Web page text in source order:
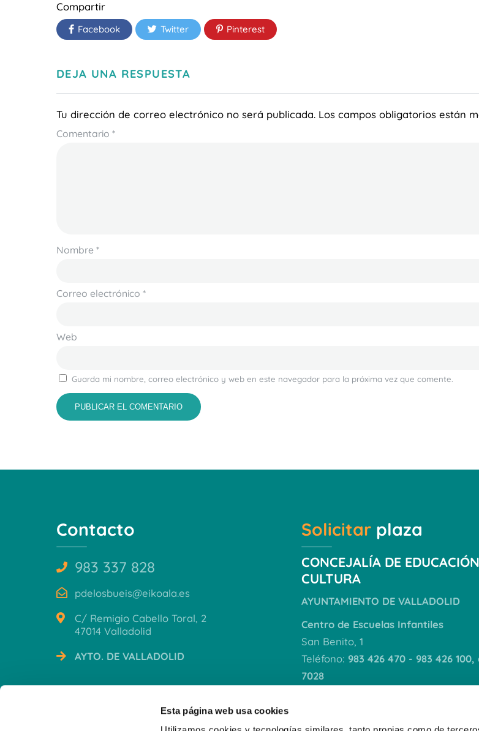
Esta página web usa cookies
Compartir
Facebook Twitter Pinterest
DEJA UNA RESPUESTA
Tu dirección de correo electrónico no será publicada. Los campos obligatorios están
Comentario *
Nombre *
Correo electrónico *
Web
Guarda mi nombre, correo electrónico y web en este navegador para la próxima vez que comente.
Contacto
983 337 828
pdelosbueis@eikoala.es
C/ Remigio Cabello Toral, 2
47014 Valladolid
AYTO. DE VALLADOLID
Solicitarplaza
CONCEJALÍA DE
CULTURA
AYUNTAMIENTO DE VALLADOLID
Centro de Escuelas Infantiles
San Benito, 1
Teléfono: 983 426 470 - 983 426 100,
7028